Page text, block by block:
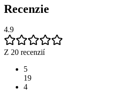
Recenzie
4.9
Z 20 recenzií
5
19
4